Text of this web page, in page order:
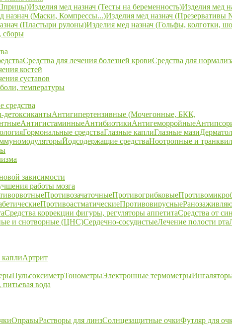
Изделия мед назнач (Тесты на беременность)Изделия мед
назнач (Маски, Компрессы...)Изделия мед назнач (Презервативы
(Пластыри рулоны)Изделия мед назнач (Гольфы, колготки,
сборы
Средства для лечения болезней кровиСредства для
костей
суставов
температуры
средства
детоксикантыАнтигипертензивные (Мочегонные, БКК,
АнтигистаминныеАнтибиотикиАнтигеморройные
Гормональные средстваГлазные каплиГлазные мази
Йодсодержащие средстваНоотропные и
зависимости
работы мозга
ПротивозачаточныеПротивогрибковые
ПротивоастматическиеПротивовирусные
Средства коррекции фигуры, регуляторы аппетитаСредства от
и снотворные (ЦНС)Сердечно-сосудистыеЛечение полости рта
Артрит
ПульсоксиметрТонометрыЭлектронные термометры
вода
ОправыРастворы для линзСолнцезащитные очкиФутляр для